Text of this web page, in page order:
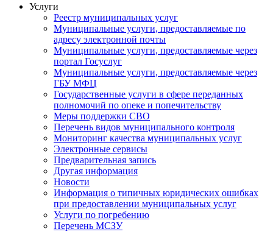
Услуги
Реестр муниципальных услуг
Муниципальные услуги, предоставляемые по
адресу электронной почты
Муниципальные услуги, предоставляемые через
портал Госуслуг
Муниципальные услуги, предоставляемые через
ГБУ МФЦ
Государственные услуги в сфере переданных
полномочий по опеке и попечительству
Меры поддержки СВО
Перечень видов муниципального контроля
Мониторинг качества муниципальных услуг
Электронные сервисы
Предварительная запись
Другая информация
Новости
Информация о типичных юридических ошибках
при предоставлении муниципальных услуг
Услуги по погребению
Перечень МСЗУ